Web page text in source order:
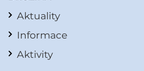
Aktuality
Informace
Aktivity